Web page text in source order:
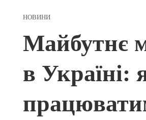
НОВИНИ
Майбутнє
в Україні: